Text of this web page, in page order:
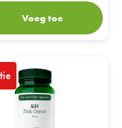
Voeg toe
531 Zink Citraat 15mg